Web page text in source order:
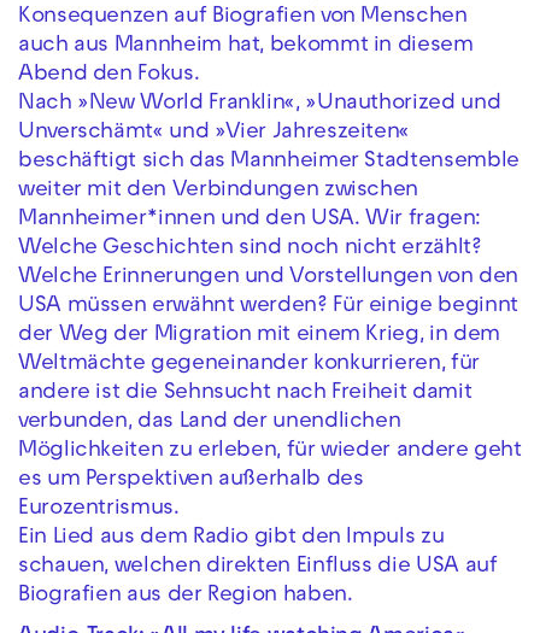
Konsequenzen auf Biografien von Menschen
auch aus Mannheim hat, bekommt in diesem
Abend den Fokus.
Nach »New World Franklin«, »Unauthorized und
Unverschämt« und »Vier Jahreszeiten«
beschäftigt sich das Mannheimer Stadtensemble
weiter mit den Verbindungen zwischen
Mannheimer*innen und den USA. Wir fragen:
Welche Geschichten sind noch nicht erzählt?
Welche Erinnerungen und Vorstellungen von den
USA müssen erwähnt werden? Für einige beginnt
der Weg der Migration mit einem Krieg, in dem
Weltmächte gegeneinander konkurrieren, für
andere ist die Sehnsucht nach Freiheit damit
verbunden, das Land der unendlichen
Möglichkeiten zu erleben, für wieder andere geht
es um Perspektiven außerhalb des
Eurozentrismus.
Ein Lied aus dem Radio gibt den Impuls zu
schauen, welchen direkten Einfluss die USA auf
Biografien aus der Region haben.